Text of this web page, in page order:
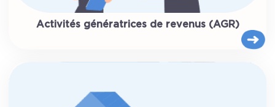
Activités génératrices de revenus (AGR)